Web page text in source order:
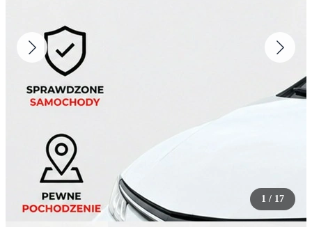
1 / 17